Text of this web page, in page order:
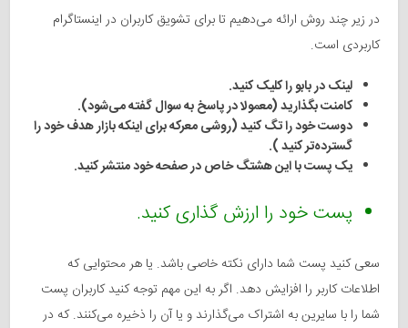
در زیر چند روش ارائه می‌دهیم تا برای تشویق کاربران در اینستاگرام
کاربردی است.
لینک در بابو را کلیک کنید.
کامنت بگذارید (معمولا در پاسخ به سوال گفته می‌شود).
دوست خود را تگ کنید (روشی معرکه برای اینکه بازار هدف خود را
گسترده‌تر کنید ).
یک پست با این هشتگ خاص در صفحه خود منتشر کنید.
پست خود را ارزش گذاری کنید.
سعی کنید پست شما دارای نکته خاصی باشد. یا هر محتوایی که
اطلاعات کاربر را افزایش دهد. اگر به این مهم توجه کنید کاربران پست
شما را با سایرین به اشتراک می‌گذارند و یا آن را ذخیره می‌کنند. که در